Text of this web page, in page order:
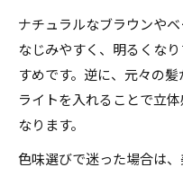
ナチュラルなブラウンや
なじみやすく、明るくな
すめです。逆に、元々の
ライトを入れることで立
なります。
色味選びで迷った場合は